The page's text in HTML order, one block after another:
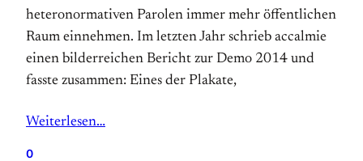
heteronormativen Parolen immer mehr öffentlichen
Raum einnehmen. Im letzten Jahr schrieb accalmie
einen bilderreichen Bericht zur Demo 2014 und
fasste zusammen: Ei­nes der Pla­ka­te,
Weiterlesen…
0